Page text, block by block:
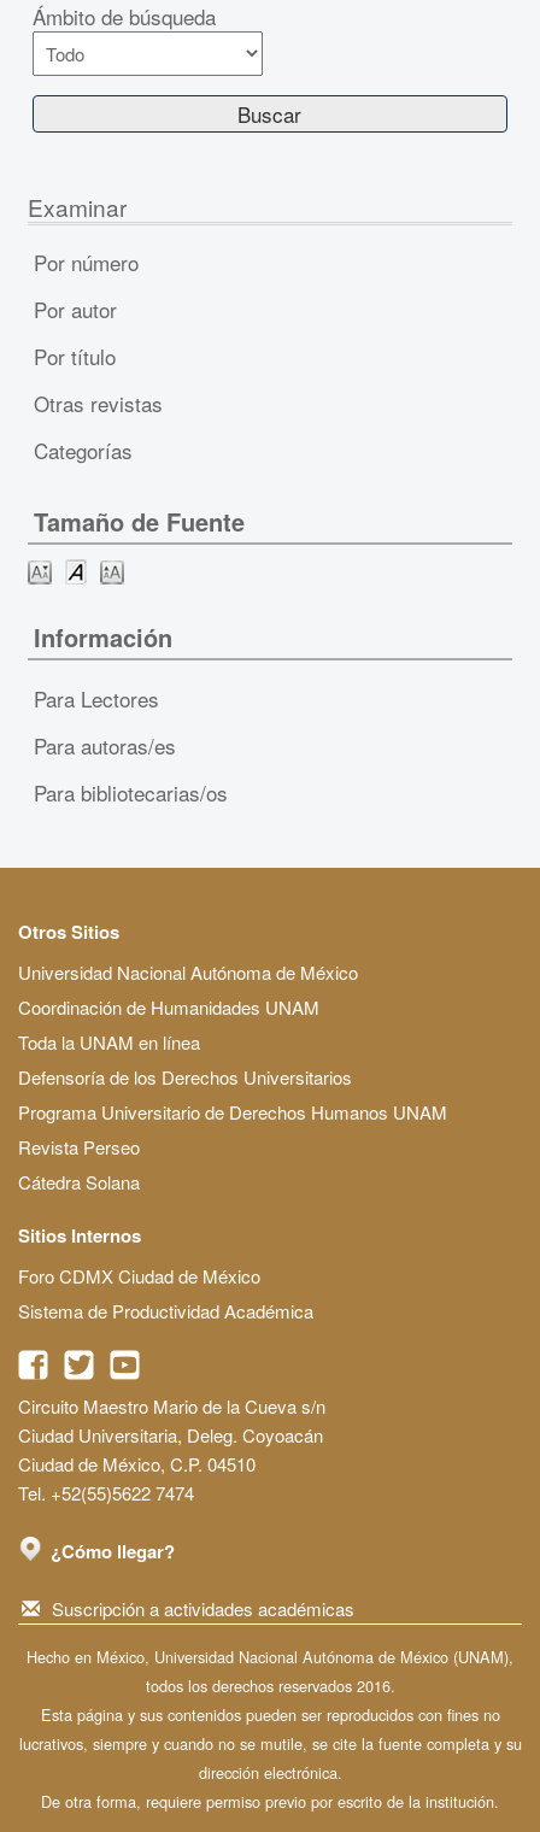
Ámbito de búsqueda
Examinar
Por número
Por autor
Por título
Otras revistas
Categorías
Tamaño de Fuente
Información
Para Lectores
Para autoras/es
Para bibliotecarias/os
Otros Sitios
Universidad Nacional Autónoma de México
Coordinación de Humanidades UNAM
Toda la UNAM en línea
Defensoría de los Derechos Universitarios
Programa Universitario de Derechos Humanos UNAM
Revista Perseo
Cátedra Solana
Sitios Internos
Foro CDMX Ciudad de México
Sistema de Productividad Académica
Circuito Maestro Mario de la Cueva s/n
Ciudad Universitaria, Deleg. Coyoacán
Ciudad de México, C.P. 04510
Tel. +52(55)5622 7474
¿Cómo llegar?
Suscripción a actividades académicas
Hecho en México, Universidad Nacional Autónoma de México (UNAM),
todos los derechos reservados 2016.
Esta página y sus contenidos pueden ser reproducidos con fines no
lucrativos, siempre y cuando no se mutile, se cite la fuente completa y su
dirección electrónica.
De otra forma, requiere permiso previo por escrito de la institución.